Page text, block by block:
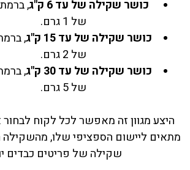
כושר שקילה של עד 6 ק"ג
,
של 1 גרם.
כושר שקילה של עד 15 ק"ג
,
של 2 גרם.
כושר שקילה של עד 30 ק"ג
,
של 5 גרם.
היצע מגוון זה מאפשר לכל לקוח
מתאים ליישום הספציפי שלו, מהשקילה
שקילה של פריטים כבדים